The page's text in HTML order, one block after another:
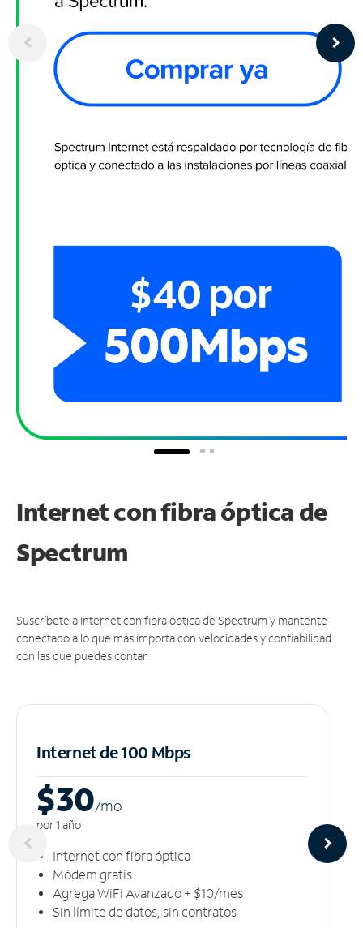
Internet con fibra óptica de
Spectrum
Suscríbete a Internet con fibra óptica de Spectrum y mantente
conectado a lo que más importa con velocidades y confiabilidad
con las que puedes contar.
Internet de 100 Mbps
$30/mo
por 1 año
Internet con fibra óptica
Módem gratis
Agrega WiFi Avanzado + $10/mes
Sin límite de datos, sin contratos